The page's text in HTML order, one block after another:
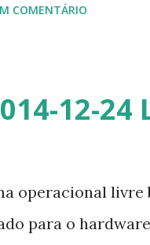
É difícil falar o
ao outro)
existem
boa
COMENTÁRIO
12-24
operacional livre
para o